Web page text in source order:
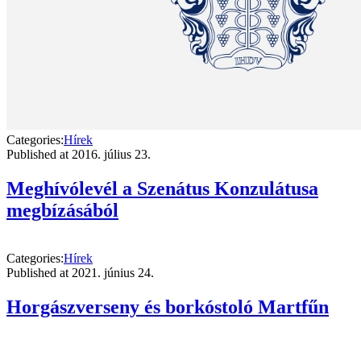
Categories:Hírek
Published at 2016. július 23.
Meghívólevél a Szenátus Konzulátusa
megbízásából
Categories:Hírek
Published at 2021. június 24.
Horgászverseny és borkóstoló Martfűn